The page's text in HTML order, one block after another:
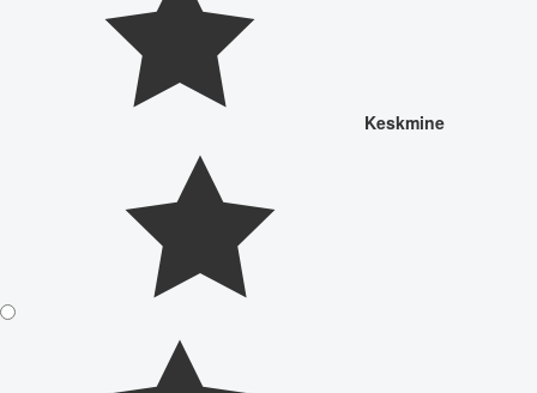
Keskmine